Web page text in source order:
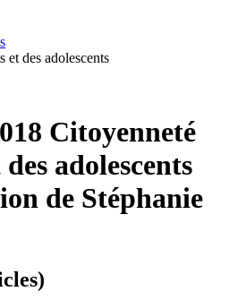
et des adolescents
Citoyenneté
adolescents
de Stéphanie